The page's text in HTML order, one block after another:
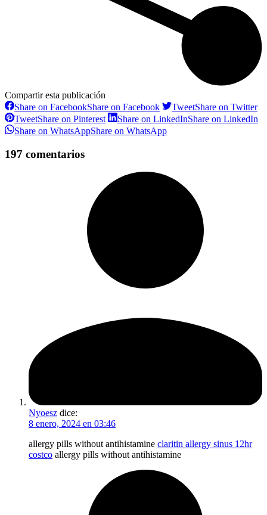
Compartir esta publicación
Share on FacebookShare on Facebook TweetShare on Twitter
TweetShare on Pinterest Share on LinkedInShare on LinkedIn
Share on WhatsAppShare on WhatsApp
197 comentarios
Nyoesz dice:
8 enero, 2024 en 03:46
allergy pills without antihistamine claritin allergy sinus 12hr
costco allergy pills without antihistamine